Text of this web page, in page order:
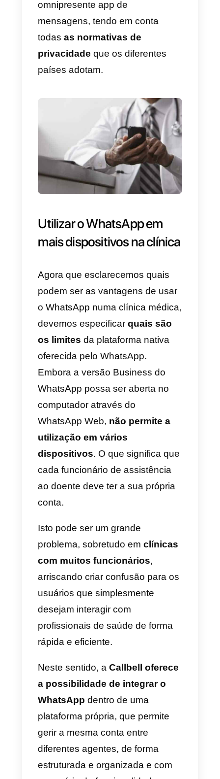
enviar, através de mensagem,
conselhos médicos ou até
terapias para os doentes sem
que estes tenham de sair de
movimentações;
3) Enviar receitas médicas
possibilidade de enviar e receber
documentos, imagens ou vídeos
médicas ou outros documentos,
diretamente do smartphone;
4) Enviar questionários de
satisfação: podem-se enviar
sondagens para validar a
qualidade dos serviços
oferecidos pela clínica através do
WhatsApp. Com este propósito a
Outside Voiceé a ferramenta
mais adequada;
5) Enviar avisos e alertas
notificar sobre atualizações de
horários, alterações de
agendamentos ou informações
anti contágio é possível com uma
simples mensagem.
Estes são alguns dos exemplos
de atividades que podem ser
realizadas através da já
omnipresente app de
todasas normativas de
privacidade
que os diferentes
países adotam.